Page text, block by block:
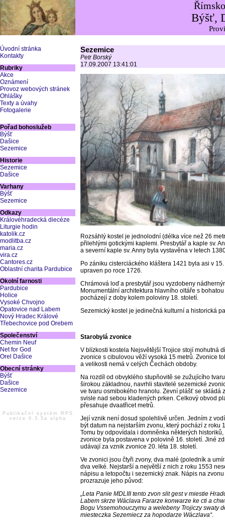
Býšť,
Úvodní stránka
Kontakty
Rubriky
Akce
Oznámení
Provoz webových stránek
Ohlášky
Texty a úvahy
Fotogalerie
Pořad bohoslužeb
Býšť
Dašice
Sezemice
Historie
Sezemice
Dašice
Varhany
Býšť
Sezemice
Odkazy
Královéhradecká diecéze
Liturgie hodin
katolik.cz
modlitba.cz
maria.cz
vira.cz
Cantores.cz
Oblastní charita Pardubice
Okolní farnosti
Pardubice
Holice
Vysoké Chvojno
Opatovice nad Labem
Nový Hradec Králové
Třebechovice pod Orebem
Společenství
Chemin Neuf
Net for God
Orel Dašice
Obecní stránky
Býšť
Dašice
Sezemice
Publikační systém RPS
verze 0.3.5a alpha
Sezemice
Petr Borský
17.09.2007 13:41:01
Rozsáhlý kostel je jednolodní (délka více než 26
přilehlými gotickými kaplemi. Presbytář a kaple sv.
a severní kaple sv. Anny byla vystavěna v letech
Po zániku cisterciáckého kláštera 1421 byla asi v
upraven po roce 1726.
Chrámová loď a presbytář jsou vyzdobeny
Monumentální architektura hlavního oltáře s
pocházejí z doby kolem poloviny 18. století.
Sezemický kostel je jedinečná kulturní a historická
Starobylá zvonice
V blízkosti kostela Nejsvětější Trojice stojí mohutná
zvonice s cibulovou věží vysoká 15 metrů. Zvonice
a velikosti nemá v celých Čechách obdoby.
Na rozdíl od obvyklého stupňovitě se zužujícího
širokou základnou, navrhli stavitelé sezemické
ve tvaru osmibokého hranolu. Zevní plášť se skládá
svisle nad sebou kladených prken. Celkový obvod
přesahuje dvaatřicet metrů.
Její vznik není dosud spolehlivě určen. Jedním z
být datum na nejstarším zvonu, který pochází z roku
Tomu by odpovídala i domněnka některých historiků,
zvonice byla postavena v polovině 16. století. Jiné
udávají za vznik zvonice 20. léta 18. století.
Ve zvonici jsou čtyři zvony, dva malé (poledník a
dva velké. Nejstarší a největší z nich z roku 1553
nápisu a letopočtu i sezemický znak. Nápis na zvonu
prozrazuje jeho původ:
„Leta Panie MDLIII tento zvon slit gest v miestie
Labem skrze Wáclava Fararze konwarze ke cti a
Bogu Vssemohouczymu a welebeny Trojiczy swaty
miesteczka Sezemiecz za hopodarze Wáczlava“.